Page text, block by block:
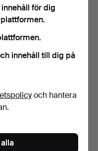
6+3
delar, rokokostil, 1900-…
24 apr 2026
bud
för dig
innehåll till dig på
och hantera